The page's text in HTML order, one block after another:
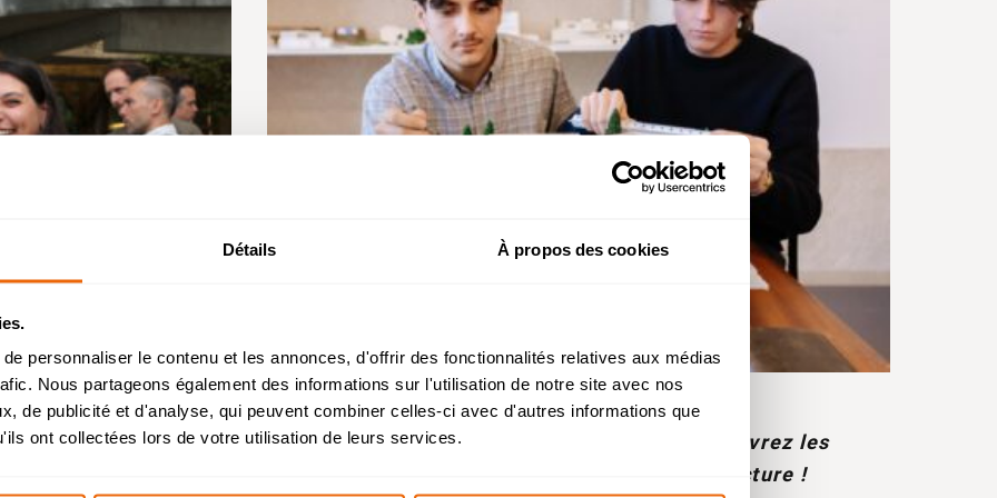
Détails À propos des cookies
personnaliser le contenu et les annonces, d'offrir des fonctionnalités relatives aux médias
Nous partageons également des informations sur l'utilisation de notre site avec nos
de publicité et d'analyse, qui peuvent combiner celles-ci avec d'autres informations que
ont collectées lors de votre utilisation de leurs services.ENSA Lyon, Paris La Villette, Grenoble… Découvrez les
admissions de nos étudiants en Prépa Architecture !
Management Innovation et Humanités : reprise de
des dossiers de candidature à partir du 26 août.
Design d’Espace et Prépa Architecture : dossiers de
candidatures étudiés durant l’été.